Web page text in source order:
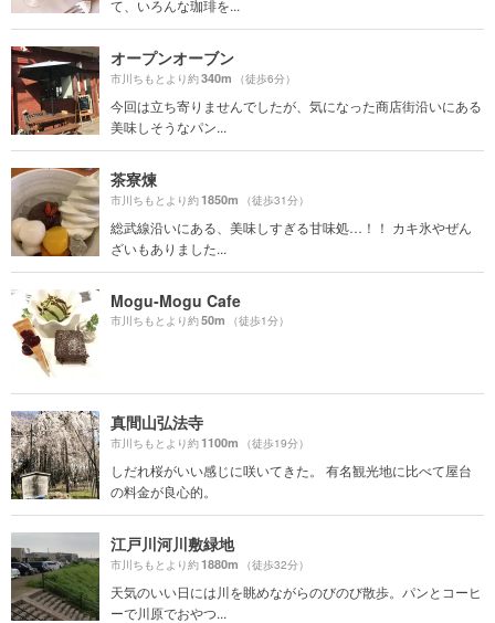
て、いろんな珈琲を...
オープンオーブン
市川ちもとより約340m （徒歩6分）
今回は立ち寄りませんでしたが、気になった商店街沿いにある
美味しそうなパン...
茶寮煉
市川ちもとより約1850m （徒歩31分）
総武線沿いにある、美味しすぎる甘味処…！！ カキ氷やぜん
ざいもありました...
Mogu‐Mogu Cafe
市川ちもとより約50m （徒歩1分）
真間山弘法寺
市川ちもとより約1100m （徒歩19分）
しだれ桜がいい感じに咲いてきた。 有名観光地に比べて屋台
の料金が良心的。
江戸川河川敷緑地
市川ちもとより約1880m （徒歩32分）
天気のいい日には川を眺めながらのびのび散歩。パンとコーヒ
ーで川原でおやつ...